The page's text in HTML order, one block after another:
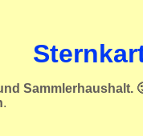
Sammlerhaushalt.
.